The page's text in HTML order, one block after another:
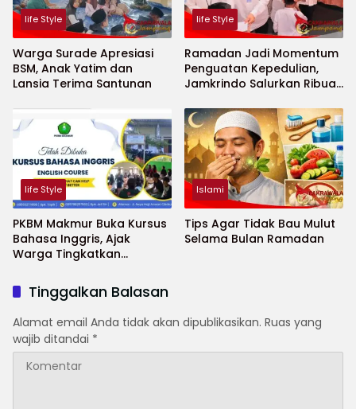
life Style
Warga Surade Apresiasi
BSM, Anak Yatim dan
Lansia Terima Santunan
life Style
Ramadan Jadi Momentum
Penguatan Kepedulian,
Jamkrindo Salurkan Ribuan
life Style
PKBM Makmur Buka Kursus
Bahasa Inggris, Ajak
Warga Tingkatkan
Depan
Islami
Tips Agar Tidak Bau Mulut
Selama Bulan Ramadan
Tinggalkan Balasan
Alamat email Anda tidak akan dipublikasikan. Ruas yang
wajib ditandai *